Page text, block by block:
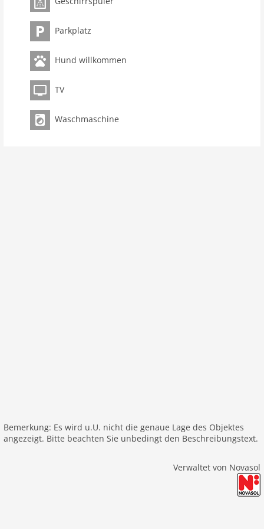
Parkplatz
Hund willkommen
TV
Waschmaschine
Bemerkung: Es wird u.U. nicht die genaue Lage des Objektes
angezeigt. Bitte beachten Sie unbedingt den Beschreibungstext.
Verwaltet von Novasol